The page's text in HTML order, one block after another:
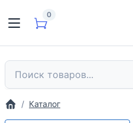
0
Каталог